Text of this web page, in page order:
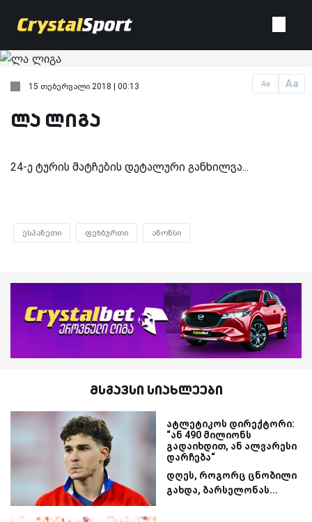
Aa Aa
15 თებერვალი 2018 | 00:13
ლა ლიგა
24-ე ტურის მატჩების დეტალური განხილვა...
ესპანეთი ფეხბურთი ანონსი
მსგავსი სიახლეები
ატლეტიკოს დირექტორი:
“ან 490 მილიონს
გადაიხდით, ან ალვარესი
დარჩება“
დღეს, როგორც ცნობილი
გახდა, ბარსელონას...